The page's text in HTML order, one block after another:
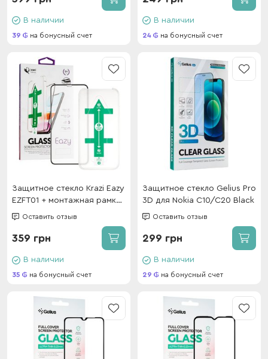
В наличии
39 на бонусный счет
В наличии
24 на бонусный счет
Защитное стекло Krazi Eazy
EZFT01 + монтажная рамка
для iPhone 11 pro Max / XS
Оставить отзыв
359 грн
В наличии
35 на бонусный счет
Защитное стекло Gelius Pro
3D для Nokia C10/C20 Black
Оставить отзыв
299 грн
В наличии
29 на бонусный счет